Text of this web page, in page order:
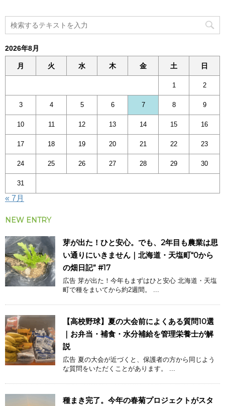
2026年8月
月 火 水 木 金 土 日
1 2
3 4 5 6 7 8 9
10 11 12 13 14 15 16
17 18 19 20 21 22 23
24 25 26 27 28 29 30
31
« 7月
NEW ENTRY
芽が出た！ひと安心。でも、2年目も農業は思
い通りにいきません｜北海道・天塩町“0から
の畑日記” #17
広告 芽が出た！今年もまずはひと安心 北海道・天塩
町で種をまいてから約2週間。 ...
【高校野球】夏の大会前によくある質問10選
｜お弁当・補食・水分補給を管理栄養士が解
説
広告 夏の大会が近づくと、保護者の方から同じよう
な質問をいただくことがあります。 ...
種まき完了。今年の春菊プロジェクトがスタ